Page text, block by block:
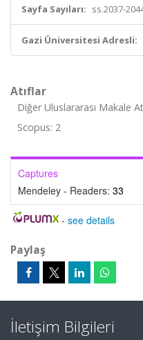
Sayfa Sayıları: ss.2037-
Gazi Üniversitesi Adresli:
Atıflar
Diğer Uluslararası Makale
Scopus: 2
Captures
Mendeley - Readers: 33
- see details
Paylaş
İletişim Bilgileri